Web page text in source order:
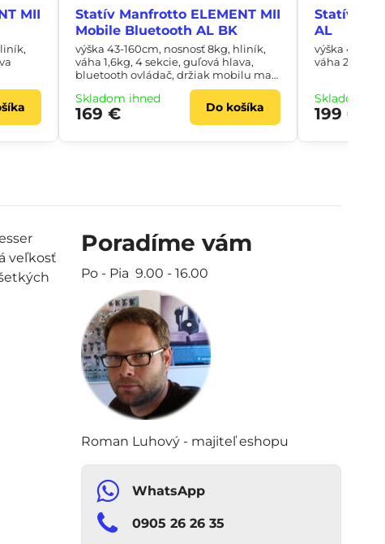
veľkosť
Poradíme vám
Po - Pia 9.00 - 16.00
Roman Luhový - majiteľ eshopu
WhatsApp
0905 26 26 35
MII
Statív Manfrotto ELEMENT MII
Mobile Bluetooth AL BK
výška 43-160cm, nosnosť 8kg, hliník,
váha 1,6kg, 4 sekcie, guľová hlava,
bluetooth ovládač, držiak mobilu max
Skladom ihneď
169 € Do košíka
Statív
AL
výška 42-
váha 2,52kg,
Skladom
199 €